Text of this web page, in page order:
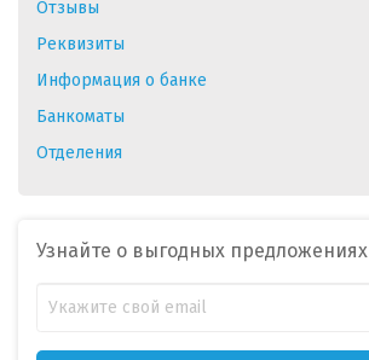
Отзывы
Реквизиты
Информация о банке
Банкоматы
Отделения
Узнайте о выгодных предложениях